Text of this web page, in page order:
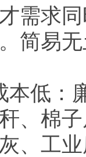
需求
简易
本低：
、棉
、工